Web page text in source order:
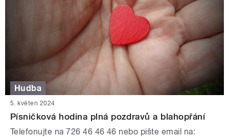
Hudba
5. květen 2024
Písničková hodina plná pozdravů a blahopřání
Telefonujte na 726 46 46 46 nebo pište email na: